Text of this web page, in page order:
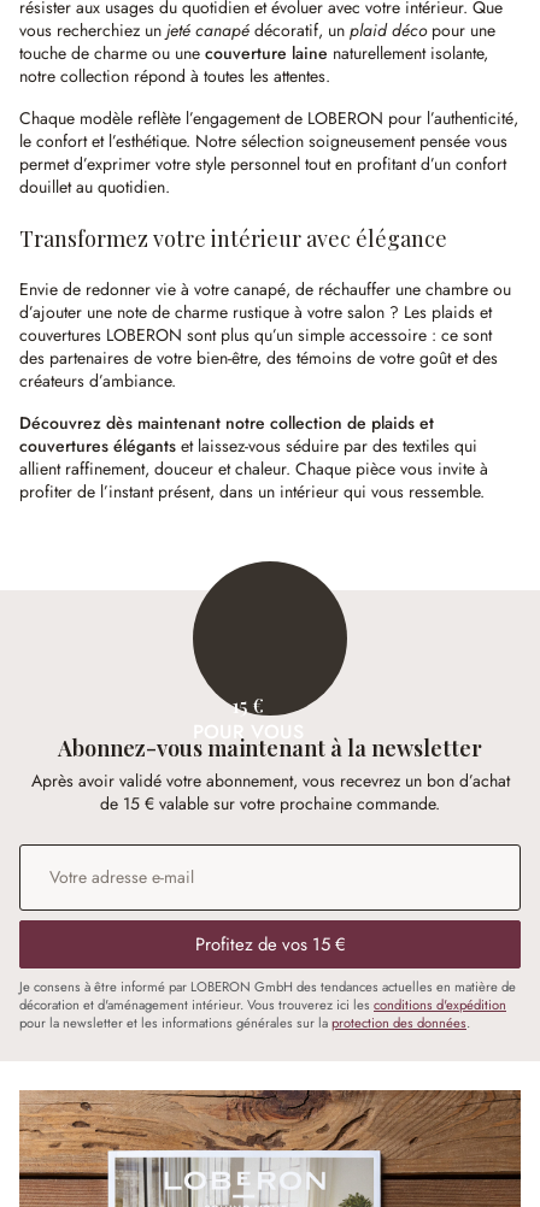
résister aux usages du quotidien et évoluer avec votre intérieur. Que
vous recherchiez un jeté canapé décoratif, un plaid décopour une
touche de charme ou une couverture laine naturellement isolante,
notre collection répond à toutes les attentes.
Chaque modèle reflète l’engagement de LOBERON pour l’authenticité,
le confort et l’esthétique. Notre sélection soigneusement pensée vous
permet d’exprimer votre style personnel tout en profitant d’un confort
douillet au quotidien.
Transformez votre intérieur avec élégance
Envie de redonner vie à votre canapé, de réchauffer une chambre ou
d’ajouter une note de charme rustique à votre salon ? Les plaids et
couvertures LOBERON sont plus qu’un simple accessoire : ce sont
des partenaires de votre bien-être, des témoins de votre goût et des
créateurs d’ambiance.
Découvrez dès maintenant notre collection de plaids et
couvertures élégants et laissez-vous séduire par des textiles qui
allient raffinement, douceur et chaleur. Chaque pièce vous invite à
profiter de l’instant présent, dans un intérieur qui vous ressemble.
15 €
POUR VOUS
Abonnez-vous maintenant à la newsletter
Après avoir validé votre abonnement, vous recevrez un bon d’achat
de 15 € valable sur votre prochaine commande.
Adresse e-mail
Profitez de vos 15 €
Je consens à être informé par LOBERON GmbH des tendances actuelles en matière de
décoration et d'aménagement intérieur. Vous trouverez ici les conditions d'expédition
pour la newsletter et les informations générales sur laprotection des données.